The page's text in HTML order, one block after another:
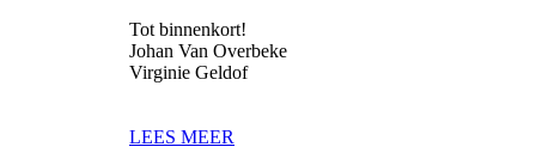
Tot binnenkort!
Johan Van Overbeke
Virginie Geldof
LEES MEER